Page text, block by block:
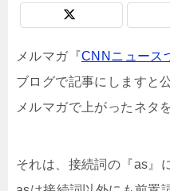
メルマガ『CNNニュース
ブログで記事にしますと
メルマガで上がったネタ
それは、接続詞の『as』